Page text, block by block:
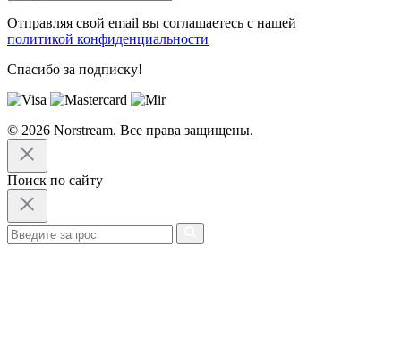
Отправляя свой email вы соглашаетесь с нашей
политикой конфиденциальности
Спасибо за подписку!
© 2026 Norstream. Все права защищены.
Поиск по сайту